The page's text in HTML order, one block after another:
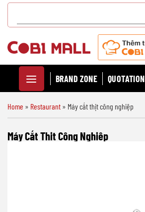
Chuyển
dung
for:
BRAND ZONE QUOTATION
Home » Restaurant » Máy cắt thịt công nghiệp
Máy Cắt Thịt Công Nghiệp